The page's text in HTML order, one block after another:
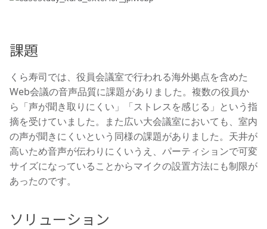
課題
くら寿司では、役員会議室で行われる海外拠点を含めた
Web会議の音声品質に課題がありました。複数の役員か
ら「声が聞き取りにくい」「ストレスを感じる」という指
摘を受けていました。また広い大会議室においても、室内
の声が聞きにくいという同様の課題がありました。天井が
高いため音声が伝わりにくいうえ、パーティションで可変
サイズになっていることからマイクの設置方法にも制限が
あったのです。
ソリューション